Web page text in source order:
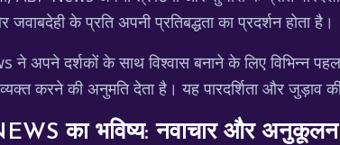
के प्रति अपनी प्रतिबद्धता का प्रदर्शन होता है।
ने अपने दर्शकों के साथ विश्वास बनाने के लिए विभिन्न
करने की अनुमति देता है। यह पारदर्शिता और
का भविष्य: नवाचार और अनुकूलन